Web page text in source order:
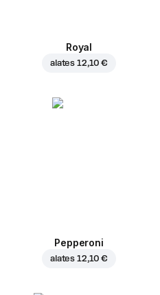
Royal
alates 12,10 €
Pepperoni
alates 12,10 €